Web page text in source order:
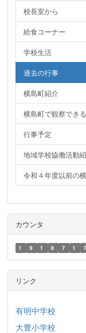
校長室から
給食コーナー
学校生活
過去の行事
横島町紹介
横島町で観察でき
行事予定
地域学校協働活動
令和４年度以前の
カウンタ
1 9 1 8 7 1 7
リンク
有明中学校
大豊小学校